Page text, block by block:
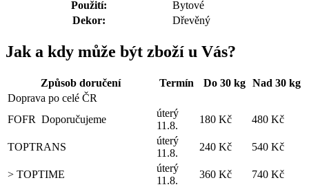
Použití:
Bytové
Dekor:
Dřevěný
Jak a kdy může být zboží u Vás?
Způsob doručení Termín Do 30 kg
Nad 30 kg
Doprava po celé ČR
FOFR Doporučujeme
úterý
11.8.
180 Kč 480 Kč
TOPTRANS
úterý
11.8.
240 Kč 540 Kč
> TOPTIME
úterý
11.8.
360 Kč
740 Kč